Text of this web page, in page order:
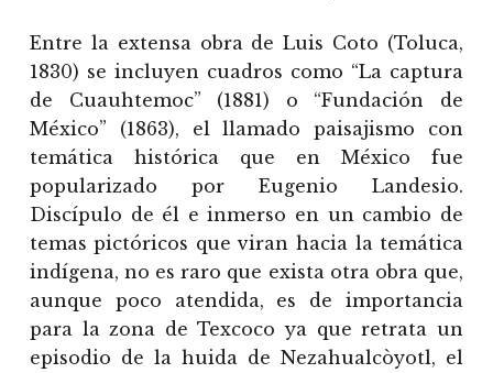
Entre la extensa obra de Luis Coto (Toluca,
1830) se incluyen cuadros como “La captura
de Cuauhtemoc” (1881) o “Fundación de
México” (1863), el llamado paisajismo con
temática histórica que en México fue
popularizado por Eugenio Landesio.
Discípulo de él e inmerso en un cambio de
temas pictóricos que viran hacia la temática
indígena, no es raro que exista otra obra que,
aunque poco atendida, es de importancia
para la zona de Texcoco ya que retrata un
episodio de la huida de Nezahualcòyotl, el